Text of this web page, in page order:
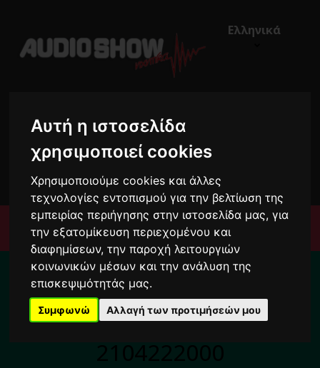
Αυτή η ιστοσελίδα
χρησιμοποιεί cookies
Χρησιμοποιούμε cookies και άλλες
τεχνολογίες εντοπισμού για την βελτίωση της
εμπειρίας περιήγησης στην ιστοσελίδα μας, για
την εξατομίκευση περιεχομένου και
διαφημίσεων, την παροχή λειτουργιών
κοινωνικών μέσων και την ανάλυση της
επισκεψιμότητάς μας.
Συμφωνώ Αλλαγή των προτιμήσεών μου
Ελληνικά
Μενού
Για το διάστημα από 10/8 ως 24/8 οι
παραγγελίες σας ενδέχεται να
καθυστερήσουν !
Για κάθε σας απορία καλέστε μας στο: